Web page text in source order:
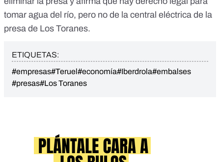
tomar agua del río, pero no de la central eléctrica de la
presa de Los Toranes.
ETIQUETAS:
#empresas#Teruel#economía#Iberdrola#embalses
#presas#Los Toranes